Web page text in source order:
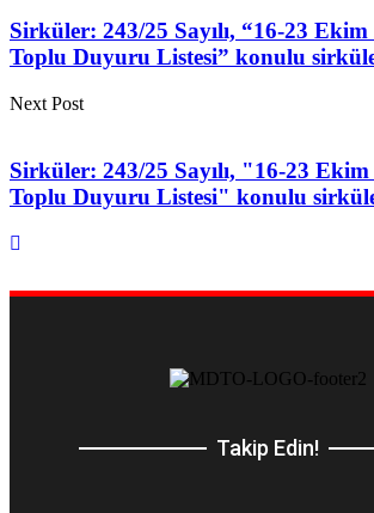
Sirküler: 243/25 Sayılı, “16-23
Toplu Duyuru Listesi” konulu
Next Post
Sirküler: 243/25 Sayılı, "16-23
Toplu Duyuru Listesi" konulu
Takip Edin!